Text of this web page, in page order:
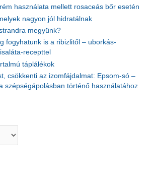
használata mellett rosaceás bőr esetén
nagyon jól hidratálnak
megyünk?
fogyhatunk is a ribizlitől – uborkás-
recepttel
táplálékok
csökkenti az izomfájdalmat: Epsom-só –
szépségápolásban történő használatához